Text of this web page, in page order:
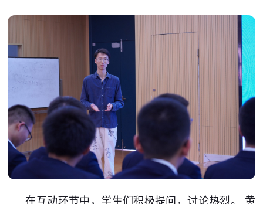
在互动环节中，学生们积极提问，讨论热烈。 黄